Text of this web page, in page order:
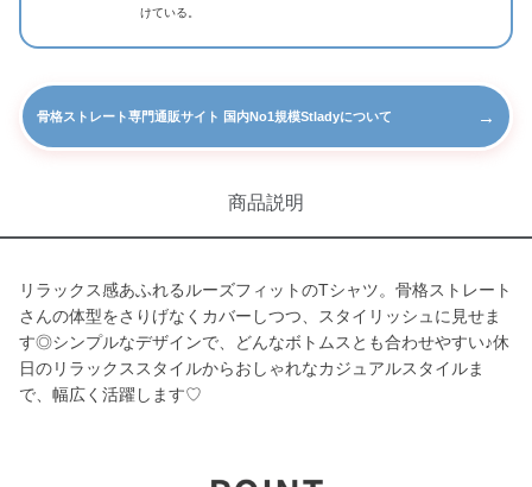
けている。
骨格ストレート専門通販サイト 国内No1規模Stladyについて →
商品説明
リラックス感あふれるルーズフィットのTシャツ。骨格ストレート
さんの体型をさりげなくカバーしつつ、スタイリッシュに見せま
す◎シンプルなデザインで、どんなボトムスとも合わせやすい♪休
日のリラックススタイルからおしゃれなカジュアルスタイルま
で、幅広く活躍します♡